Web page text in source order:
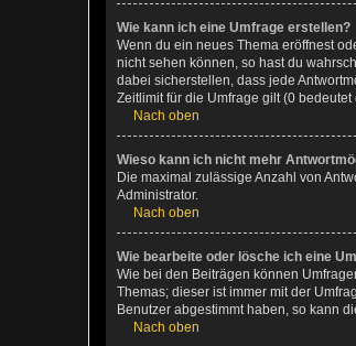
Wie kann ich eine Umfrage erstellen?
Wenn du ein neues Thema eröffnest
nicht sehen können, so hast du
dabei sicherstellen, dass jede
Zeitlimit für die Umfrage gilt (0
Nach oben
Wieso kann ich nicht mehr
Die maximal zulässige Anzahl von
Administrator.
Nach oben
Wie bearbeite oder lösche ich eine
Wie bei den Beiträgen können
Themas; dieser ist immer mit der
Benutzer abgestimmt haben, so kann
Nach oben